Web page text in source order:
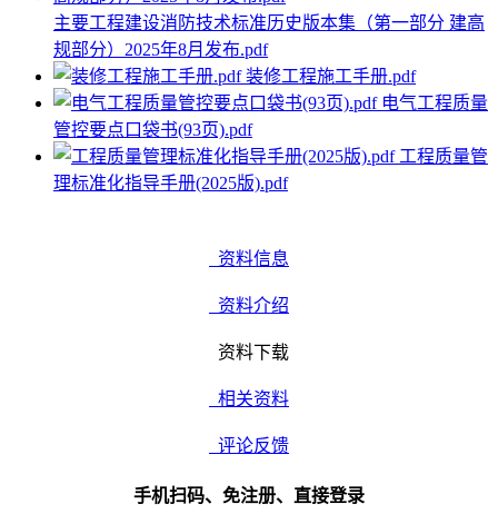
主要工程建设消防技术标准历史版本集（第一部分 建高
规部分）2025年8月发布.pdf
装修工程施工手册.pdf
电气工程质量
管控要点口袋书(93页).pdf
工程质量管
理标准化指导手册(2025版).pdf
资料信息
资料介绍
资料下载
相关资料
评论反馈
手机扫码、免注册、直接登录